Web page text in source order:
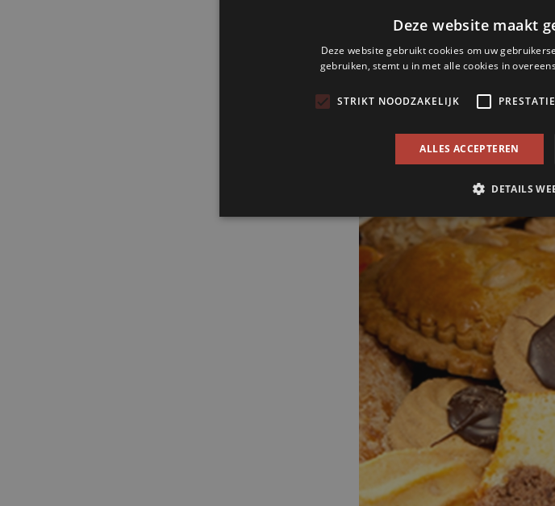
Deze website maakt
Deze website gebruikt cookies om uw
gebruiken, stemt u in met alle cookies in
STRIKT NOODZAKELIJK PRESTATIE
ALLES ACCEPTEREN
DETAILS
Strikt noodzakelijk Prestatie
Strikt noodzakelijke cookies maken de kernfunctionaliteiten van de
website kan niet goed worden gebruikt zonder de strikt noodzakelijke
Aanbieder / Domein Vervaldatum
Microsoft Corporation
banketbakkerijboheemen.nl
CookieScript
banketbakkerijboheemen.nl
3 maanden